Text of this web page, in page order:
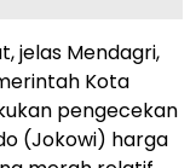
jelas Mendagri,
Kota
pengecekan
(Jokowi) harga